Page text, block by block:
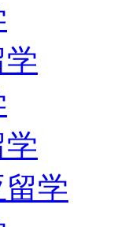
学